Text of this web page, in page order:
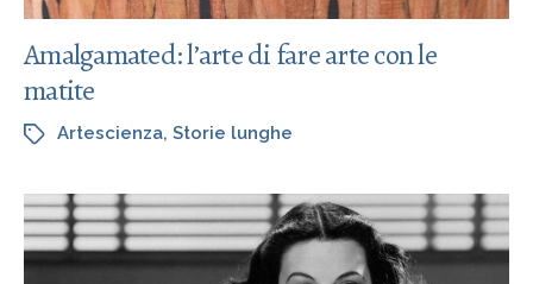
Amalgamated: l’arte di fare arte con le
matite
Artescienza, Storie lunghe